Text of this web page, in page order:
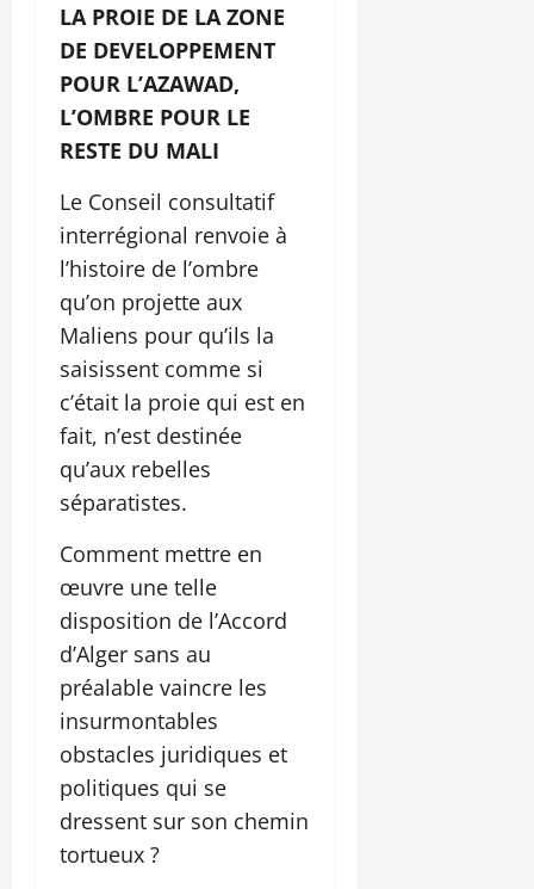
LA PROIE DE LA ZONE
DE DEVELOPPEMENT
POUR L’AZAWAD,
L’OMBRE POUR LE
RESTE DU MALI
Le Conseil consultatif
interrégional renvoie à
l’histoire de l’ombre
qu’on projette aux
Maliens pour qu’ils la
saisissent comme si
c’était la proie qui est en
fait, n’est destinée
qu’aux rebelles
séparatistes.
Comment mettre en
œuvre une telle
disposition de l’Accord
d’Alger sans au
préalable vaincre les
insurmontables
obstacles juridiques et
politiques qui se
dressent sur son chemin
tortueux ?